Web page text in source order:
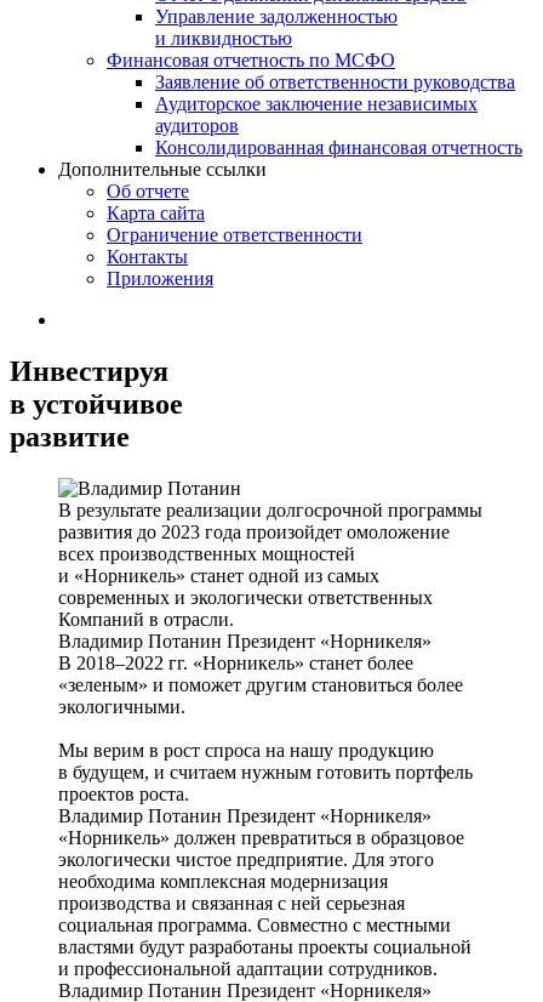
Управление задолженностью
и ликвидностью
Финансовая отчетность по МСФО
Заявление об ответственности руководства
Аудиторское заключение независимых
аудиторов
Консолидированная финансовая отчетность
Дополнительные ссылки
Об отчете
Карта сайта
Ограничение ответственности
Контакты
Приложения
Инвестируя
в устойчивое
развитие
В результате реализации долгосрочной программы
развития до 2023 года произойдет омоложение
всех производственных мощностей
и «Норникель» станет одной из самых
современных и экологически ответственных
Компаний в отрасли.
Владимир Потанин Президент «Норникеля»
В 2018–2022 гг. «Норникель» станет более
«зеленым» и поможет другим становиться более
экологичными.
Мы верим в рост спроса на нашу продукцию
в будущем, и считаем нужным готовить портфель
проектов роста.
Владимир Потанин Президент «Норникеля»
«Норникель» должен превратиться в образцовое
экологически чистое предприятие. Для этого
необходима комплексная модернизация
производства и связанная с ней серьезная
социальная программа. Совместно с местными
властями будут разработаны проекты социальной
и профессиональной адаптации сотрудников.
Владимир Потанин Президент «Норникеля»